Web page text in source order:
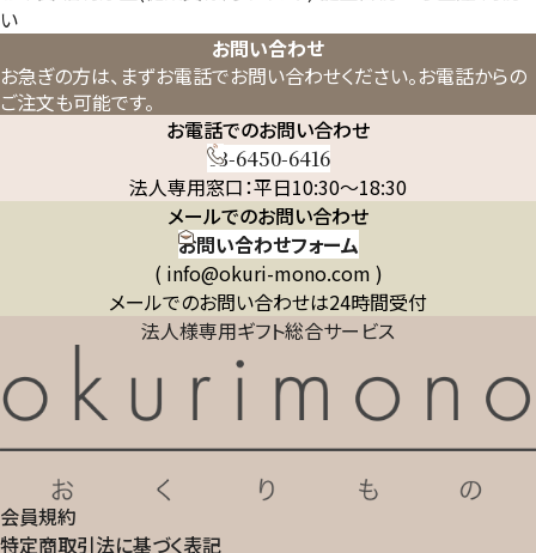
い
お問い合わせ
お急ぎの方は、まずお電話でお問い合わせください。お電話からの
ご注文も可能です。
お電話でのお問い合わせ
03-6450-6416
法人専用窓口：平日10:30～18:30
メールでのお問い合わせ
お問い合わせフォーム
( info@okuri-mono.com )
メールでのお問い合わせは24時間受付
法人様専用ギフト総合サービス
会員規約
特定商取引法に基づく表記